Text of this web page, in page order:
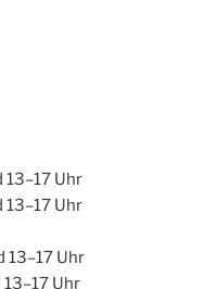
Uhr
Uhr
13–17 Uhr
Uhr